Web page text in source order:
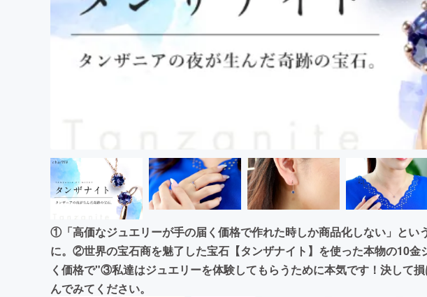
まちづくり・地域活性化
CAMPFIRE
CAMPFIRE
①「高価なジュエリーが手の届く価格で作れた時しか商品化しない」とい
に。②世界の宝石商を魅了した宝石【タンザナイト】を使った本物の10金
く価格で"③私達はジュエリーを体験してもらうために本気です！決して
んでみてください。